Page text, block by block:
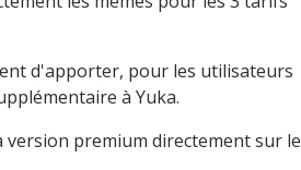
d'apporter, pour les utilisateurs
à Yuka.
premium directement sur le